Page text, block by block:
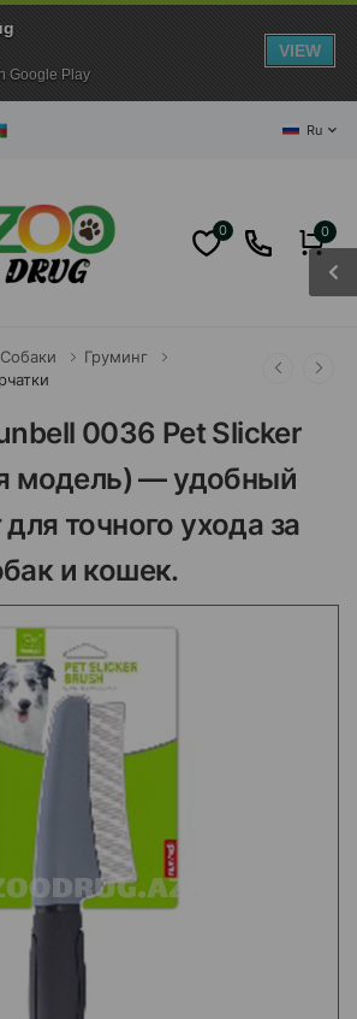
Ru
0 0
Собаки
Груминг
0036 Pet Slicker
модель) — удобный
точного ухода за
и кошек.
Google Play
VIEW